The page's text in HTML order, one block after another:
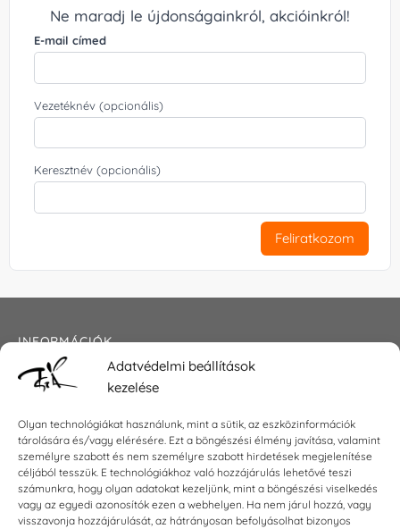
Adatvédelmi beállítások
kezelése
Olyan technológiákat használunk, mint a sütik, az eszközinformációk
tárolására és/vagy elérésére. Ezt a böngészési élmény javítása, valamint
személyre szabott és nem személyre szabott hirdetések megjelenítése
céljából tesszük. E technológiákhoz való hozzájárulás lehetővé teszi
számunkra, hogy olyan adatokat kezeljünk, mint a böngészési viselkedés
vagy az egyedi azonosítók ezen a webhelyen. Ha nem járul hozzá, vagy
visszavonja hozzájárulását, az hátrányosan befolyásolhat bizonyos
Ne maradj le újdonságainkról, akcióinkról!
E-mail címed
Vezetéknév (opcionális)
Keresztnév (opcionális)
Feliratkozom
INFORMÁCIÓK
Általános szerződési feltételek
Impresszum
KAPCSOLAT